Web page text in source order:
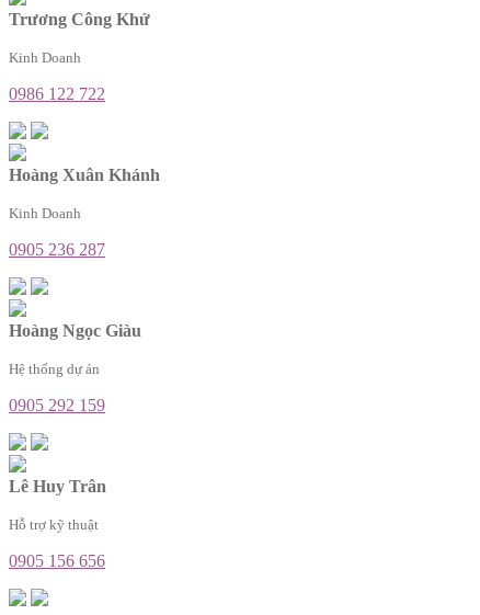
Trương Công Khứ
Kinh Doanh
0986 122 722
Hoàng Xuân Khánh
Kinh Doanh
0905 236 287
Hoàng Ngọc Giàu
Hệ thống dự án
0905 292 159
Lê Huy Trân
Hỗ trợ kỹ thuật
0905 156 656